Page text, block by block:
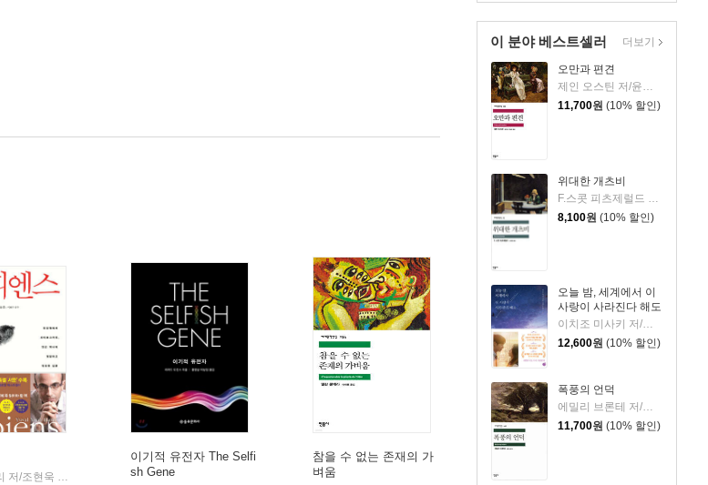
이 분야 베스트셀러
오만과 편견
제인 오스틴 저/윤지관,전승희 공역
11,700원 (10% 할인)
위대한 개츠비
F.스콧 피츠제럴드 저/김욱동 역
8,100원 (10% 할인)
오늘 밤, 세계에서 이
사랑이 사라진다 해도
12,600원 (10% 할인)
폭풍의 언덕
에밀리 브론테 저/김종길 역
11,700원 (10% 할인)
더보기
유발 하라리 저/조현욱 역/이태수 감수 | 김영사
이기적 유전자 The Selfi
sh Gene
참을 수 없는 존재의 가
벼움